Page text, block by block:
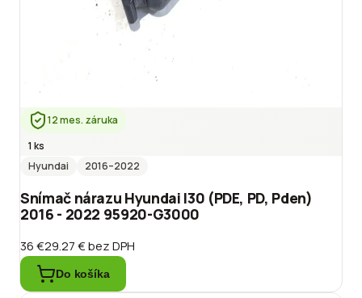
12 mes. záruka
1 ks
Hyundai
2016–2022
Snímač nárazu Hyundai I30 (PDE, PD, Pden)
2016 - 2022 95920-G3000
36 €29.27 €bez DPH
Do košíka